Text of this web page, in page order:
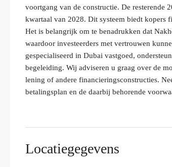
voortgang van de constructie. De resterende
kwartaal van 2028. Dit systeem biedt kopers
Het is belangrijk om te benadrukken dat
waardoor investeerders met vertrouwen
gespecialiseerd in Dubai vastgoed,
begeleiding. Wij adviseren u graag over de
lening of andere financieringsconstructies.
betalingsplan en de daarbij behorende
Locatiegegevens